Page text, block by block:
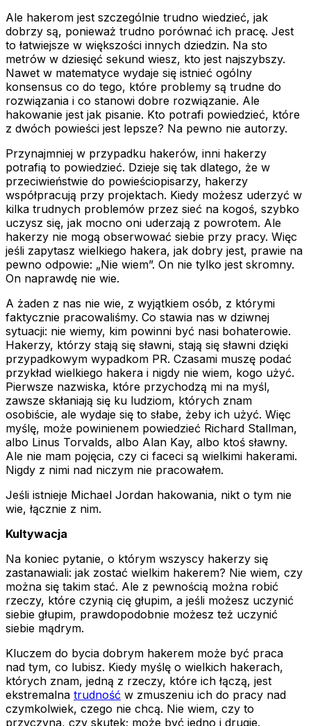
Ale hakerom jest szczególnie trudno wiedzieć, jak
dobrzy są, ponieważ trudno porównać ich pracę. Jest
to łatwiejsze w większości innych dziedzin. Na sto
metrów w dziesięć sekund wiesz, kto jest najszybszy.
Nawet w matematyce wydaje się istnieć ogólny
konsensus co do tego, które problemy są trudne do
rozwiązania i co stanowi dobre rozwiązanie. Ale
hakowanie jest jak pisanie. Kto potrafi powiedzieć, które
z dwóch powieści jest lepsze? Na pewno nie autorzy.
Przynajmniej w przypadku hakerów, inni hakerzy
potrafią to powiedzieć. Dzieje się tak dlatego, że w
przeciwieństwie do powieściopisarzy, hakerzy
współpracują przy projektach. Kiedy możesz uderzyć w
kilka trudnych problemów przez sieć na kogoś, szybko
uczysz się, jak mocno oni uderzają z powrotem. Ale
hakerzy nie mogą obserwować siebie przy pracy. Więc
jeśli zapytasz wielkiego hakera, jak dobry jest, prawie na
pewno odpowie: „Nie wiem”. On nie tylko jest skromny.
On naprawdę nie wie.
A żaden z nas nie wie, z wyjątkiem osób, z którymi
faktycznie pracowaliśmy. Co stawia nas w dziwnej
sytuacji: nie wiemy, kim powinni być nasi bohaterowie.
Hakerzy, którzy stają się sławni, stają się sławni dzięki
przypadkowym wypadkom PR. Czasami muszę podać
przykład wielkiego hakera i nigdy nie wiem, kogo użyć.
Pierwsze nazwiska, które przychodzą mi na myśl,
zawsze skłaniają się ku ludziom, których znam
osobiście, ale wydaje się to słabe, żeby ich użyć. Więc
myślę, może powinienem powiedzieć Richard Stallman,
albo Linus Torvalds, albo Alan Kay, albo ktoś sławny.
Ale nie mam pojęcia, czy ci faceci są wielkimi hakerami.
Nigdy z nimi nad niczym nie pracowałem.
Jeśli istnieje Michael Jordan hakowania, nikt o tym nie
wie, łącznie z nim.
Kultywacja
Na koniec pytanie, o którym wszyscy hakerzy się
zastanawiali: jak zostać wielkim hakerem? Nie wiem, czy
można się takim stać. Ale z pewnością można robić
rzeczy, które czynią cię głupim, a jeśli możesz uczynić
siebie głupim, prawdopodobnie możesz też uczynić
siebie mądrym.
Kluczem do bycia dobrym hakerem może być praca
nad tym, co lubisz. Kiedy myślę o wielkich hakerach,
których znam, jedną z rzeczy, które ich łączą, jest
ekstremalna trudność w zmuszeniu ich do pracy nad
czymkolwiek, czego nie chcą. Nie wiem, czy to
przyczyna, czy skutek; może być jedno i drugie.